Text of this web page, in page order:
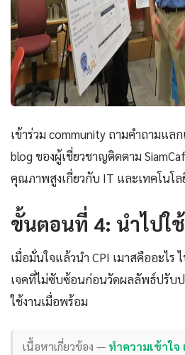
เข้าร่วม community ถามคำถามแ
blog ของผู้เชี่ยวชาญติดตาม
คุณภาพสูงเกี่ยวกับ IT และเทคโนโล
ขั้นตอนที่ 4: นำไปใ
เมื่อมั่นใจแล้วนำ CPI เมาสคืออะไร
เจคที่ไม่ซับซ้อนก่อนวัดผลลัพธ์ปรับป
ใช้งานเมื่อพร้อม
เนื้อหาเกี่ยวข้อง — ทำความเข้าใ